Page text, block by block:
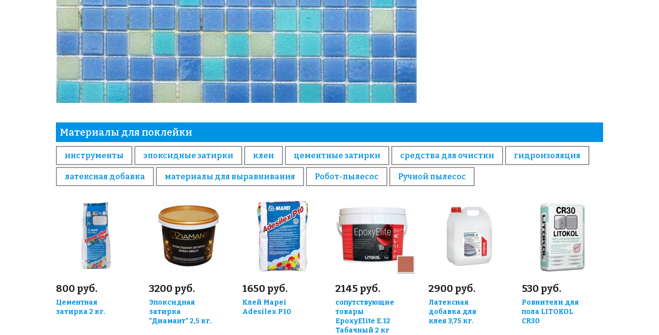
Материалы для поклейки
инструменты эпоксидные затирки клеи цементные затирки средства для очистки гидроизоляция
латексная добавка материалы для выравнивания Робот-пылесос Ручной пылесос
800 руб.
Цементная
затирка 2 кг.
3200 руб.
Эпоксидная
затирка
"Диамант" 2,5 кг.
1650 руб.
Клей Mapei
Adesilex P10
2145 руб.
сопутствующие
товары
EpoxyElite E.12
Табачный 2 кг
2900 руб.
Латексная
добавка для
клея 3,75 кг.
530 руб.
Ровнители для
пола LITOKOL
CR30